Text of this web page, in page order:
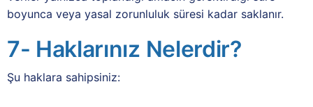
boyunca veya yasal zorunluluk süresi kadar saklanır.
7- Haklarınız Nelerdir?
Şu haklara sahipsiniz: